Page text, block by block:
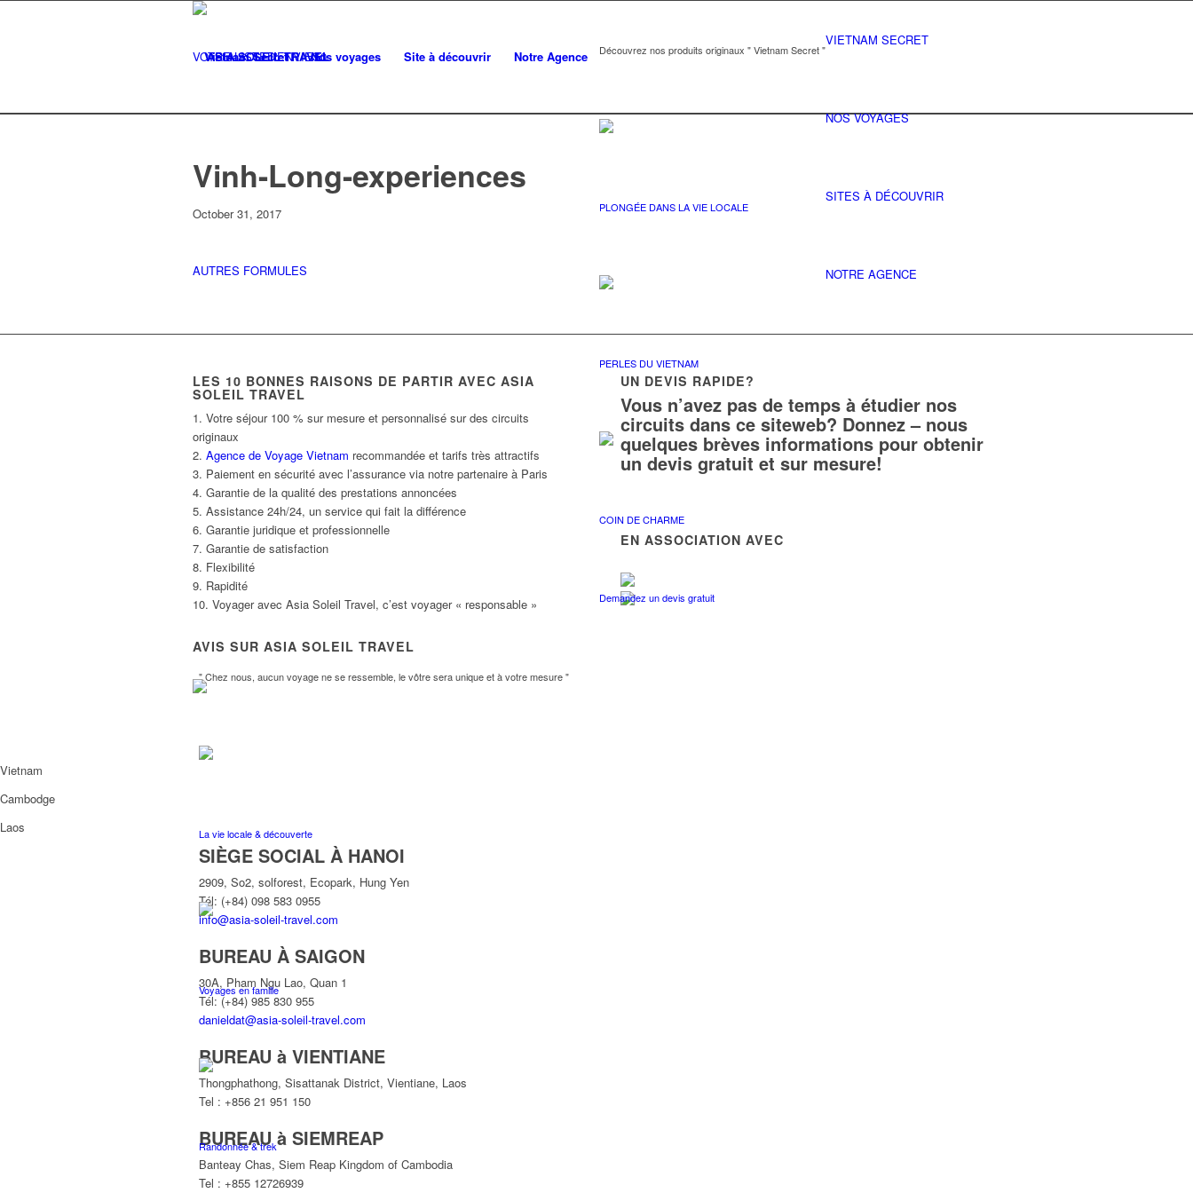
Vietnam Secret Nos voyages Site à découvrir Notre Agence
VIETNAM SECRET
Découvrez nos produits originaux " Vietnam Secret "
PLONGÉE DANS LA VIE LOCALE
PERLES DU VIETNAM
COIN DE CHARME
Demandez un devis gratuit
NOS VOYAGES
" Chez nous, aucun voyage ne se ressemble, le vôtre sera unique et à votre mesure "
La vie locale & découverte
Voyages en famille
Randonnée & trek
SITES À DÉCOUVRIR
NOTRE AGENCE
VOTRE LISTED'ENVIES0
Vinh-Long-experiences
October 31, 2017
AUTRES FORMULES
LES 10 BONNES RAISONS DE PARTIR AVEC ASIA
SOLEIL TRAVEL
1. Votre séjour 100 % sur mesure et personnalisé sur des circuits
originaux
2. Agence de Voyage Vietnam recommandée et tarifs très attractifs
3. Paiement en sécurité avec l’assurance via notre partenaire à Paris
4. Garantie de la qualité des prestations annoncées
5. Assistance 24h/24, un service qui fait la différence
6. Garantie juridique et professionnelle
7. Garantie de satisfaction
8. Flexibilité
9. Rapidité
10. Voyager avec Asia Soleil Travel, c’est voyager « responsable »
AVIS SUR ASIA SOLEIL TRAVEL
UN DEVIS RAPIDE?
Vous n’avez pas de temps à étudier nos
circuits dans ce siteweb? Donnez – nous
quelques brèves informations pour obtenir
un devis gratuit et sur mesure!
EN ASSOCIATION AVEC
Vietnam
Cambodge
Laos
SIÈGE SOCIAL À HANOI
2909, So2, solforest, Ecopark, Hung Yen
Tél: (+84) 098 583 0955
info@asia-soleil-travel.com
BUREAU À SAIGON
30A, Pham Ngu Lao, Quan 1
Tél: (+84) 985 830 955
danieldat@asia-soleil-travel.com
BUREAU à VIENTIANE
Thongphathong, Sisattanak District, Vientiane, Laos
Tel : +856 21 951 150
BUREAU à SIEMREAP
Banteay Chas, Siem Reap Kingdom of Cambodia
Tel : +855 12726939